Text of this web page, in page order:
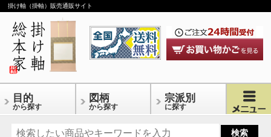
掛け軸（掛軸）販売通販サイト
目的
から探す
図柄
から探す
宗派別
に探す